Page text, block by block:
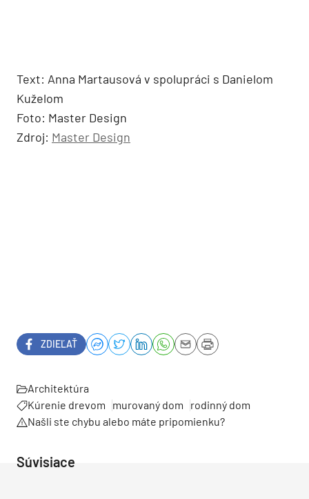
Text: Anna Martausová v spolupráci s Danielom
Kuželom
Foto: Master Design
Zdroj: Master Design
ZDIEĽAŤ
Architektúra
Kúrenie drevom
murovaný dom
rodinný dom
Našli ste chybu alebo máte pripomienku?
Súvisiace